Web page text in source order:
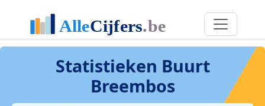
Statistieken Buurt
Breembos